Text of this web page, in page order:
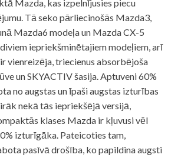
Mazda, kas izpelnījusies piecu
Tā seko pārliecinošās Mazda3,
Mazda6 modeļa un Mazda CX-5
iepriekšminētajiem modeļiem, arī
vienreizēja, triecienus absorbējoša
un SKYACTIV šasija. Aptuveni 60%
no augstas un īpaši augstas izturības
nekā tās iepriekšējā versijā,
klases Mazda ir kļuvusi vēl
izturīgāka. Pateicoties tam,
pasīvā drošība, ko papildina augsti